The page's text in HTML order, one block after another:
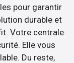
pour garantir
durable et
Votre centrale
Elle vous
Du reste,